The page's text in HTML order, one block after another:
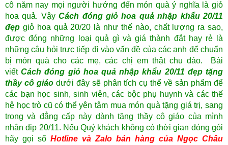
cô năm nay mọi người hướng đến món quà ý nghĩa là giỏ
hoa quả. VậyCách đóng giỏ hoa quả nhập khẩu 20/11
đẹp giỏ hoa quả 20/20 là như thế nào, chất lượng ra sao,
được đóng những loại quả gì và giá thành đắt hay rẻ là
những câu hỏi trực tiếp đi vào vấn đề của các anh để chuẩn
bị món quà cho các mẹ, các chị em thật chu đáo. Bài
viếtCách đóng giỏ hoa quả nhập khẩu 20/11 đẹp tặng
thầy cô giáodưới đây sẽ phân tích cụ thể về sản phẩm để
các bạn học sinh, sinh viên, các bộc phụ huynh và các thế
hệ học trò cũ có thể yên tâm mua món quà tặng giá trị, sang
trọng và đẳng cấp này dành tặng thầy cô giáo của mình
nhân dịp 20/11. Nếu Quý khách không có thời gian đóng gói
hãy gọi số Hotline và Zalo bán hàng của Ngọc Châu